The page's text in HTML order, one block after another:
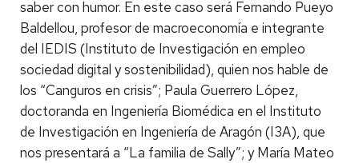
saber con humor. En este caso será Fernando Pueyo
Baldellou, profesor de macroeconomía e integrante
del IEDIS (Instituto de Investigación en empleo
sociedad digital y sostenibilidad), quien nos hable de
los “Canguros en crisis”; Paula Guerrero López,
doctoranda en Ingeniería Biomédica en el Instituto
de Investigación en Ingeniería de Aragón (I3A), que
nos presentará a “La familia de Sally”; y María Mateo